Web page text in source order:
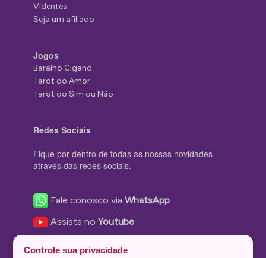
Videntes
Seja um afiliado
Jogos
Baralho Cigano
Tarot do Amor
Tarot do Sim ou Não
Redes Sociais
Fique por dentro de todas as nossas novidades
através das redes sociais.
Fale conosco viaWhatsApp
Assista noYoutube
Controle sua privacidade